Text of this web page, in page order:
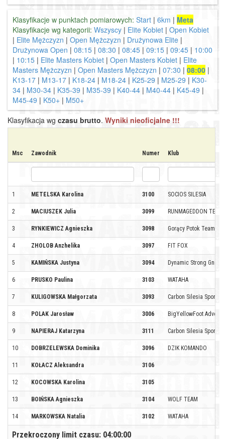
Klasyfikacje w punktach pomiarowych: Start | 6km | Meta
Klasyfikacje wg kategorii: Wszyscy | Elite Kobiet | Open Kobiet
| Elite Mężczyzn | Open Mężczyzn | Drużynowa Elite |
Drużynowa Open | 08:15 | 08:30 | 08:45 | 09:15 | 09:45 | 10:00
| 10:15 | Elite Masters Kobiet | Open Masters Kobiet | Elite
Masters Mężczyzn | Open Masters Mężczyzn | 07:30 | 08:00 |
K13-17 | M13-17 | K18-24 | M18-24 | K25-29 | M25-29 | K30-
34 | M30-34 | K35-39 | M35-39 | K40-44 | M40-44 | K45-49 |
M45-49 | K50+ | M50+
Klasyfikacja wg czasu brutto. Wyniki nieoficjalne !!!
Msc Zawodnik Numer Klub
1 METELSKA Karolina 3100 SOCIOS SILESIA
2 MACIUSZEK Julia 3099 RUNMAGEDDON TEAM
3 RYNKIEWICZ Agnieszka 3098 Gorący Potok Team
4 ZHOLOB Anzhelika 3097 FIT FOX
5 KAMIŃSKA Justyna 3094 Dynamic Strong
6 PRUSKO Paulina 3103 WATAHA
7 KULIGOWSKA Małgorzata 3093 Carbon Silesia Sport
8 POLAK Jarosław 3006 BigYellowFoot
9 NAPIERAJ Katarzyna 3111 Carbon Silesia Sport
10 DOBRZELEWSKA Dominika 3096 DZIK KOMANDO
11 KOŁACZ Aleksandra 3106
12 KOCOWSKA Karolina 3105
13 BOIŃSKA Agnieszka 3104 WOLF TEAM
14 MARKOWSKA Natalia 3102 WATAHA
Przekroczony limit czasu: 04:00:00